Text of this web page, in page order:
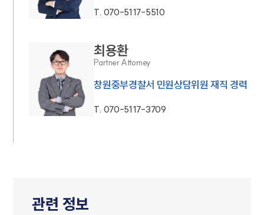
T. 070-5117-5510
최용환
Partner Attorney
창원중부경찰서 민원상담위원 재직 경력
T. 070-5117-3709
관련 정보